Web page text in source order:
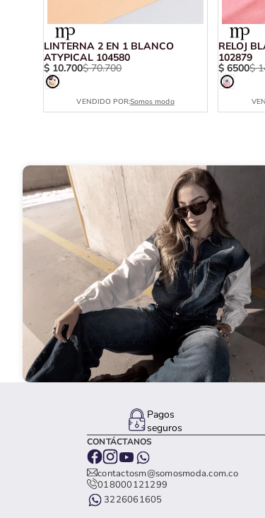
LINTERNA 2 EN 1 BLANCO
ATYPICAL 104580
$ 10.700$ 70.700
VENDIDO POR:Somos moda
RELOJ BLANCO ATYPICAL
102879
$ 6500$
Pagos
seguros
CONTÁCTANOS
contactosm@somosmoda.com.co
018000121299
3226061605